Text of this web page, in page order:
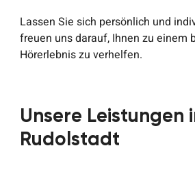
Lassen Sie sich persönlich und
freuen uns darauf, Ihnen zu einem
Hörerlebnis zu verhelfen.
Unsere Leistungen
Rudolstadt